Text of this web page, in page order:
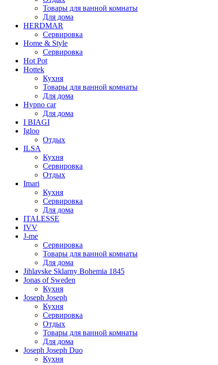
Товары для ванной комнаты
Для дома
HERDMAR
Сервировка
Home & Style
Сервировка
Hot Pot
Hottek
Кухня
Товары для ванной комнаты
Для дома
Hypno car
Для дома
I BIAGI
Igloo
Отдых
ILSA
Кухня
Сервировка
Отдых
Imari
Кухня
Сервировка
Для дома
ITALESSE
IVV
J-me
Сервировка
Товары для ванной комнаты
Для дома
Jihlavske Sklarny Bohemia 1845
Jonas of Sweden
Кухня
Joseph Joseph
Кухня
Сервировка
Отдых
Товары для ванной комнаты
Для дома
Joseph Joseph Duo
Кухня